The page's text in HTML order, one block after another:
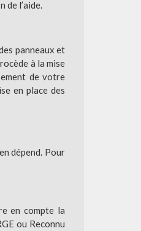
de l’aide.
panneaux et
à la mise
de votre
en place des
dépend. Pour
en compte la
ou Reconnu